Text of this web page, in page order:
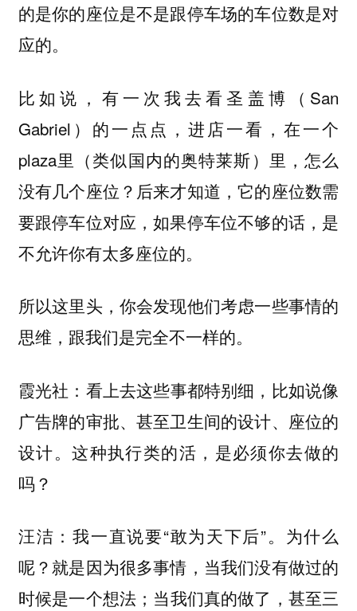
的是你的座位是不是跟停车场的车位数是对
应的。
比如说，有一次我去看圣盖博（San
Gabriel）的一点点，进店一看，在一个
plaza里（类似国内的奥特莱斯）里，怎么
没有几个座位？后来才知道，它的座位数需
要跟停车位对应，如果停车位不够的话，是
不允许你有太多座位的。
所以这里头，你会发现他们考虑一些事情的
思维，跟我们是完全不一样的。
霞光社 ：看上去这些事都特别细，比如说像
广告牌的审批、甚至卫生间的设计、座位的
设计。这种执行类的活，是必须你去做的
吗？
汪洁 ：我一直说要“敢为天下后”。为什么
呢？就是因为很多事情，当我们没有做过的
时候是一个想法；当我们真的做了，甚至三